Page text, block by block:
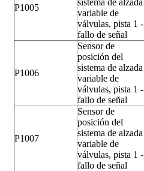
P1005
sistema de alzada
variable de
válvulas, pista 1 -
fallo de señal
P1006
Sensor de
posición del
sistema de alzada
variable de
válvulas, pista 1 -
fallo de señal
P1007
Sensor de
posición del
sistema de alzada
variable de
válvulas, pista 1 -
fallo de señal